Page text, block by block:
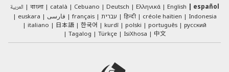
العربية বাংলা català Cebuano Deutsch Ελληνικά English
español
euskara
فارسی français עברית हिन्दी créole haïtien
Indonesia
italiano
日本語 한국어 kurdî polski português
русский
Tagalog
Türkçe IsiXhosa 中文